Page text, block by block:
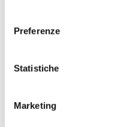
Preferenze
Statistiche
Marketing